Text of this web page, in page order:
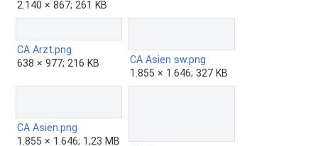
2.140 × 867; 261 KB
CA Arzt.png
638 × 977; 216 KB
CA Asien sw.png
1.855 × 1.646; 327 KB
CA Asien.png
1.855 × 1.646; 1,23 MB